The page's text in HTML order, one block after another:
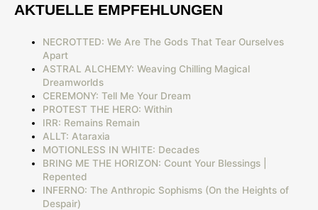
AKTUELLE EMPFEHLUNGEN
NECROTTED: We Are The Gods That Tear Ourselves
Apart
ASTRAL ALCHEMY: Weaving Chilling Magical
Dreamworlds
CEREMONY: Tell Me Your Dream
PROTEST THE HERO: Within
IRR: Remains Remain
ALLT: Ataraxia
MOTIONLESS IN WHITE: Decades
BRING ME THE HORIZON: Count Your Blessings |
Repented
INFERNO: The Anthropic Sophisms (On the Heights of
Despair)